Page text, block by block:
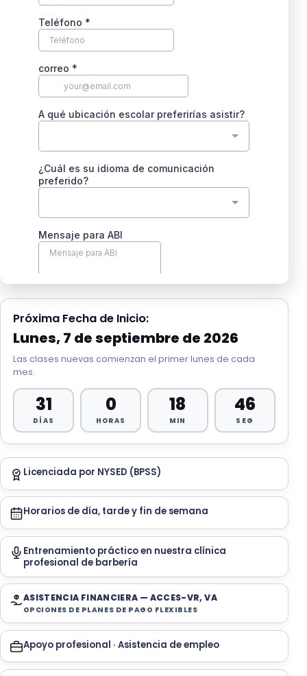
Licenciada por NYSED (BPSS)
Horarios de día, tarde y fin de semana
Entrenamiento práctico en nuestra clínica
profesional de barbería
ASISTENCIA FINANCIERA — ACCES-VR, VA
OPCIONES DE PLANES DE PAGO FLEXIBLES
Apoyo profesional · Asistencia de empleo
Próxima Fecha de Inicio:
Lunes, 7 de septiembre de 2026
Las clases nuevas comienzan el primer lunes de cada
mes.
31
DÍAS
0
HORAS
18
MIN
42
SEG